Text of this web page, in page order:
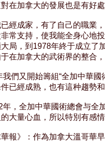
在加拿大的發展也是有好
經成家，有了自己的職業
常支持，使我能全身心地
局，到1978年終于成立了
在加拿大的武術界的整合
我們又開始籌組“全加中華
已經成熟，也有這种趨勢
年，全加中華國術總會与全
大量心血，所以特別有感
華報》：作為加拿大溫哥華